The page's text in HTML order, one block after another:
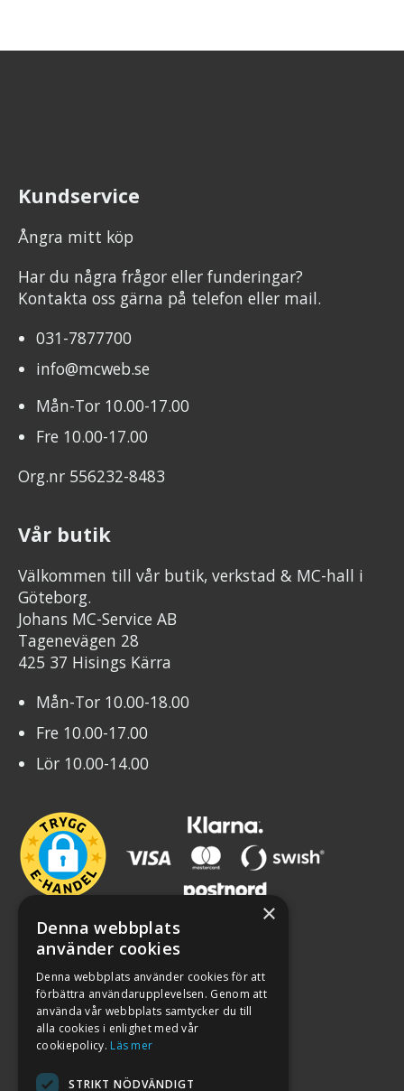
Kundservice
Ångra mitt köp
Har du några frågor eller funderingar?
Kontakta oss gärna på telefon eller mail.
031-7877700
info@mcweb.se
Mån-Tor 10.00-17.00
Fre 10.00-17.00
Org.nr 556232-8483
Vår butik
Välkommen till vår butik, verkstad & MC-hall i
Göteborg.
Johans MC-Service AB
Tagenevägen 28
425 37 Hisings Kärra
Mån-Tor 10.00-18.00
Fre 10.00-17.00
Lör 10.00-14.00
×
Denna webbplats
använder cookies
Denna webbplats använder cookies för att
förbättra användarupplevelsen. Genom att
använda vår webbplats samtycker du till
alla cookies i enlighet med vår
cookiepolicy. Läs mer
STRIKT NÖDVÄNDIGT